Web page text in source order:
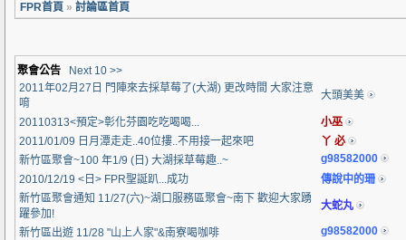
FPR首頁 » 討論區首頁
聚會公告
Next 10 >>
2011年02月27日 門陣來去採草莓了(大湖) 更改時間 大家注意
唷
大頭美美
20110313<預定>彰化芬園吃吃喝喝...
小巫
2011/01/09 日月潭走走..40位摟..不用接一起來吧
丫 必
新竹區聚會~100 年1/9 (日) 大湖採草莓趣..~
g98582000
2010/12/19 <日> FPR聖誕趴...成功
傳說中的珊
新竹區聚會通知 11/27(六)~湖口服務區聚會~南下 歡迎大家踴
躍參加!
大蛇丸
新竹區出遊 11/28 "山上人家"&南寮喝咖啡
g98582000